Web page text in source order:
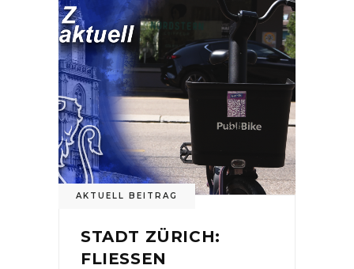
AKTUELL BEITRAG
STADT ZÜRICH:
FLIESSEN